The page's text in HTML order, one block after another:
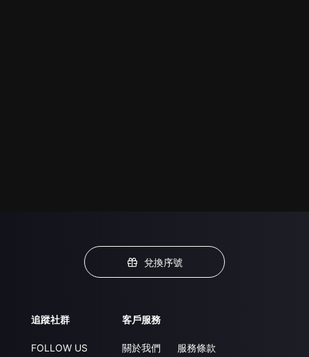
兌換序號
追蹤社群
FOLLOW US
客戶服務
關於我們
服務條款